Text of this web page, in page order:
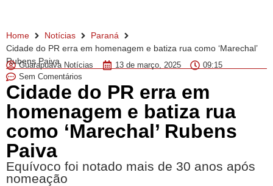
Home Notícias
Paraná
Cidade do PR erra em homenagem e batiza rua como ‘Marechal’
Rubens Paiva
Guarapuava Notícias 13 de março, 2025
09:15
Sem Comentários
Cidade do PR erra em
homenagem e batiza rua
como ‘Marechal’ Rubens
Paiva
Equívoco foi notado mais de 30 anos após
nomeação